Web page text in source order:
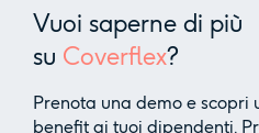
Vuoi saperne di più
su Coverflex?
Prenota una demo e scopri
benefit ai tuoi dipendenti.